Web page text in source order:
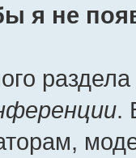
я не
.